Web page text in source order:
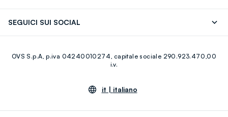
Giftcard
SEGUICI SUI SOCIAL
Youtube Linkedin
OVS S.p.A, p.iva 04240010274, capitale sociale 290.923.470,00
i.v.
it | italiano